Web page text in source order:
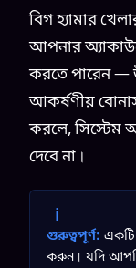
বিগ হ্যামার
আপনার
করতে পারেন —
আকর্ষণীয়
করলে, সিস্টেম
দেবে না।
i
গুরুত্বপূর্ণ: একটি
করুন। যদি